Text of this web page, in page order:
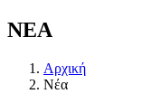
ΝΕΑ
Αρχική
Νέα